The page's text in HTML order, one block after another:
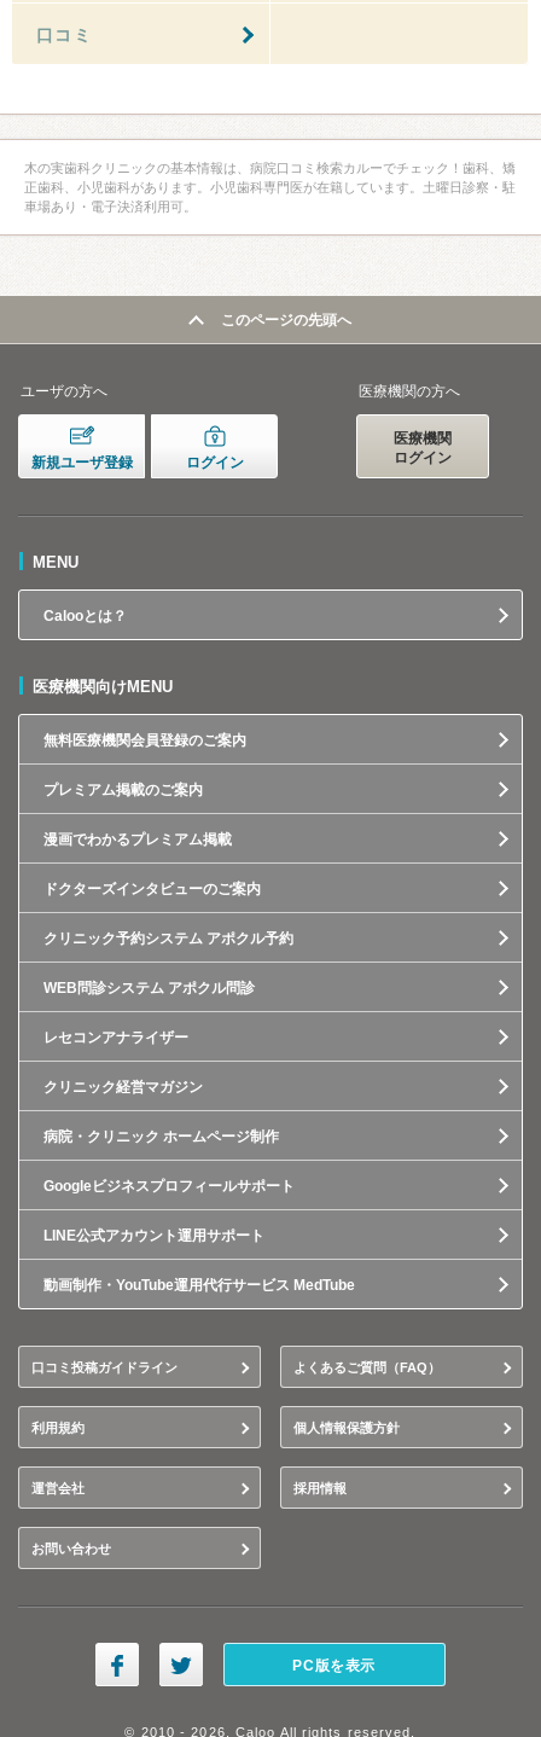
口コミ
木の実歯科クリニックの基本情報は、病院口コミ検索カルーでチェック！歯科、矯
正歯科、小児歯科があります。小児歯科専門医が在籍しています。土曜日診察・駐
車場あり・電子決済利用可。
このページの先頭へ
ユーザの方へ
新規ユーザ登録 ログイン
医療機関の方へ
医療機関
ログイン
MENU
Calooとは？
医療機関向けMENU
無料医療機関会員登録のご案内
プレミアム掲載のご案内
漫画でわかるプレミアム掲載
ドクターズインタビューのご案内
クリニック予約システム アポクル予約
WEB問診システム アポクル問診
レセコンアナライザー
クリニック経営マガジン
病院・クリニック ホームページ制作
Googleビジネスプロフィールサポート
LINE公式アカウント運用サポート
動画制作・YouTube運用代行サービス MedTube
口コミ投稿ガイドライン よくあるご質問（FAQ）
利用規約 個人情報保護方針
運営会社 採用情報
お問い合わせ
PC版を表示
© 2010 - 2026, Caloo All rights reserved.